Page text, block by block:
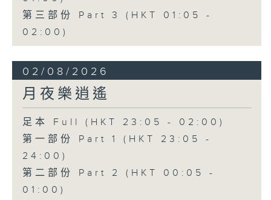
第三部份 Part 3 (HKT 01:05 -
02:00)
02/08/2026
月夜樂逍遙
足本 Full (HKT 23:05 - 02:00)
第一部份 Part 1 (HKT 23:05 -
24:00)
第二部份 Part 2 (HKT 00:05 -
01:00)